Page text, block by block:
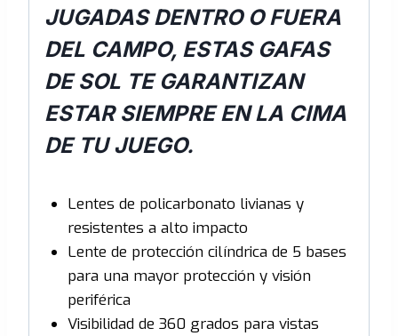
JUGADAS DENTRO O FUERA
DEL CAMPO, ESTAS GAFAS
DE SOL TE GARANTIZAN
ESTAR SIEMPRE EN LA CIMA
DE TU JUEGO.
Lentes de policarbonato livianas y
resistentes a alto impacto
Lente de protección cilíndrica de 5 bases
para una mayor protección y visión
periférica
Visibilidad de 360 grados para vistas